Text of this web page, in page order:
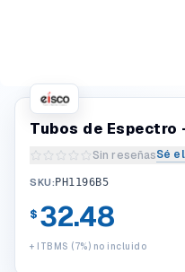
Tubos de Espectro
Sin reseñasSé
Escribir una reseña del
SKU: PH1196B5
$ 32.48
+ ITBMS (7%) no incluido